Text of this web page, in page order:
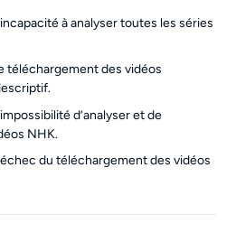
à analyser toutes les séries
téléchargement des vidéos
d’analyser et de
NHK.
du téléchargement des vidéos